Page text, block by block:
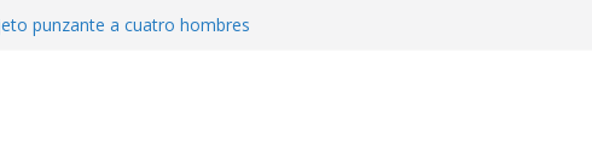
punzante a cuatro hombres